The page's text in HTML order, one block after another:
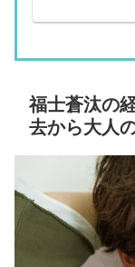
福士蒼汰の
去から大人